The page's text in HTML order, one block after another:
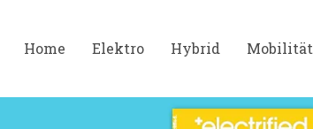
Home Elektro Hybrid Mobilität